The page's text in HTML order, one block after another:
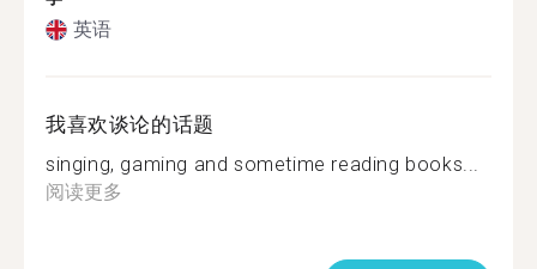
英语
我喜欢谈论的话题
singing, gaming and sometime reading books...
阅读更多